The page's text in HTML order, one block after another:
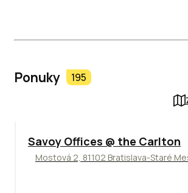
Ponuky 195
TOP
Savoy Offices @ the Carlton
Mostová 2, 81102 Bratislava-Staré